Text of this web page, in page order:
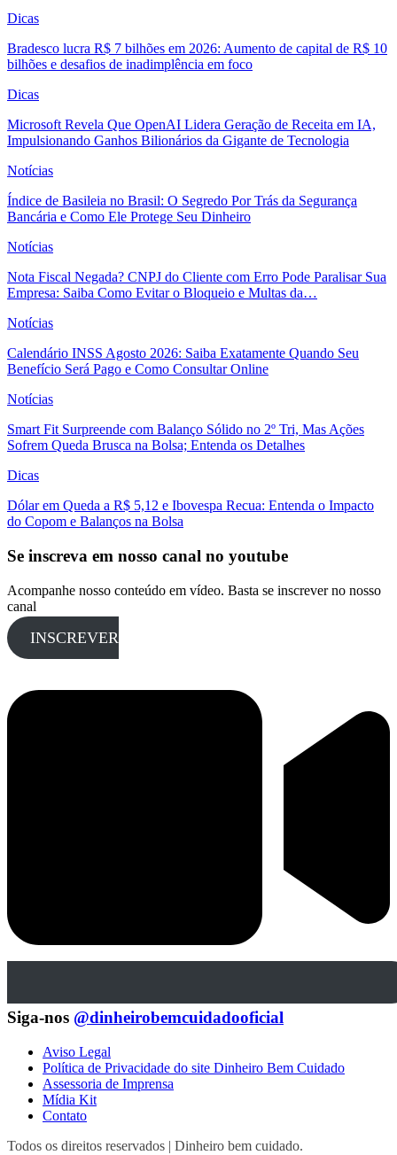
Dicas
Bradesco lucra R$ 7 bilhões em 2026: Aumento de capital de R$ 10
bilhões e desafios de inadimplência em foco
Dicas
Microsoft Revela Que OpenAI Lidera Geração de Receita em IA,
Impulsionando Ganhos Bilionários da Gigante de Tecnologia
Notícias
Índice de Basileia no Brasil: O Segredo Por Trás da Segurança
Bancária e Como Ele Protege Seu Dinheiro
Notícias
Nota Fiscal Negada? CNPJ do Cliente com Erro Pode Paralisar Sua
Empresa: Saiba Como Evitar o Bloqueio e Multas da…
Notícias
Calendário INSS Agosto 2026: Saiba Exatamente Quando Seu
Benefício Será Pago e Como Consultar Online
Notícias
Smart Fit Surpreende com Balanço Sólido no 2º Tri, Mas Ações
Sofrem Queda Brusca na Bolsa; Entenda os Detalhes
Dicas
Dólar em Queda a R$ 5,12 e Ibovespa Recua: Entenda o Impacto
do Copom e Balanços na Bolsa
Se inscreva em nosso canal no youtube
Acompanhe nosso conteúdo em vídeo. Basta se inscrever no nosso
canal
INSCREVER
Siga-nos @dinheirobemcuidadooficial
Aviso Legal
Política de Privacidade do site Dinheiro Bem Cuidado
Assessoria de Imprensa
Mídia Kit
Contato
Todos os direitos reservados | Dinheiro bem cuidado.